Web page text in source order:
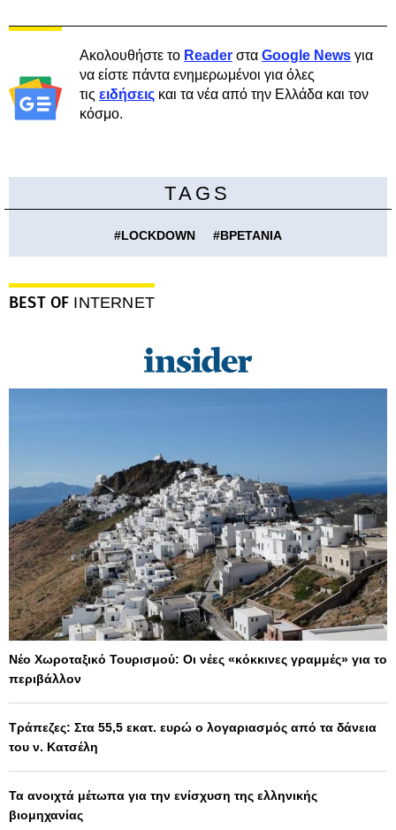
Ακολουθήστε το Reader στα Google News για
να είστε πάντα ενημερωμένοι για όλες
τις ειδήσεις και τα νέα από την Ελλάδα και τον
κόσμο.
TAGS
#LOCKDOWN #ΒΡΕΤΑΝΙΑ
BEST OF INTERNET
Νέο Χωροταξικό Τουρισμού: Οι νέες «κόκκινες γραμμές» για το
περιβάλλον
Τράπεζες: Στα 55,5 εκατ. ευρώ ο λογαριασμός από τα δάνεια
του ν. Κατσέλη
Τα ανοιχτά μέτωπα για την ενίσχυση της ελληνικής
βιομηχανίας